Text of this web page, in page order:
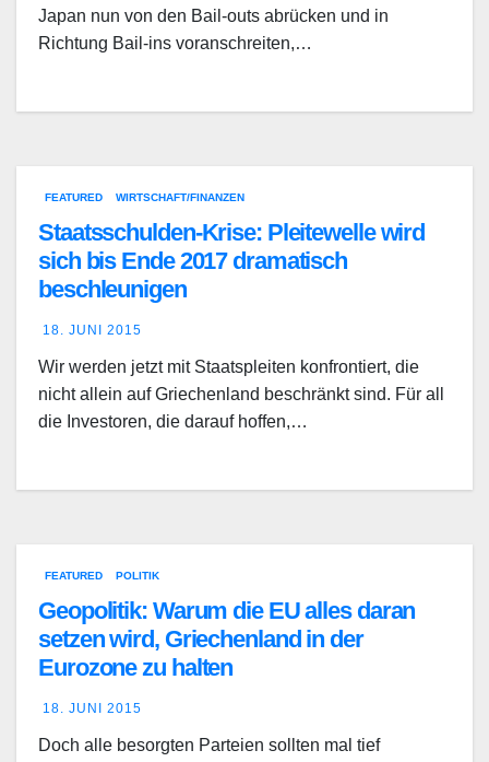
Japan nun von den Bail-outs abrücken und in
Richtung Bail-ins voranschreiten,…
FEATURED WIRTSCHAFT/FINANZEN
Staatsschulden-Krise: Pleitewelle wird
sich bis Ende 2017 dramatisch
beschleunigen
18. JUNI 2015
Wir werden jetzt mit Staatspleiten konfrontiert, die
nicht allein auf Griechenland beschränkt sind. Für all
die Investoren, die darauf hoffen,…
FEATURED POLITIK
Geopolitik: Warum die EU alles daran
setzen wird, Griechenland in der
Eurozone zu halten
18. JUNI 2015
Doch alle besorgten Parteien sollten mal tief